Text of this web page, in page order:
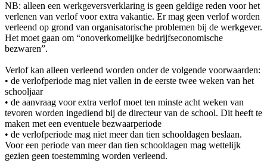
NB: alleen een werkgeversverklaring is geen geldige reden voor het
verlenen van verlof voor extra vakantie. Er mag geen verlof worden
verleend op grond van organisatorische problemen bij de werkgever.
Het moet gaan om “onoverkomelijke bedrijfseconomische
bezwaren”.
Verlof kan alleen verleend worden onder de volgende voorwaarden:
• de verlofperiode mag niet vallen in de eerste twee weken van het
schooljaar
• de aanvraag voor extra verlof moet ten minste acht weken van
tevoren worden ingediend bij de directeur van de school. Dit heeft te
maken met een eventuele bezwaarperiode
• de verlofperiode mag niet meer dan tien schooldagen beslaan.
Voor een periode van meer dan tien schooldagen mag wettelijk
gezien geen toestemming worden verleend.